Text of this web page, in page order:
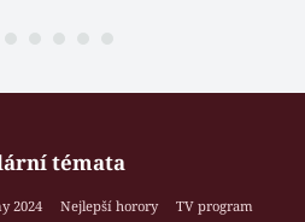
témata
2024 Nejlepší horory
TV program